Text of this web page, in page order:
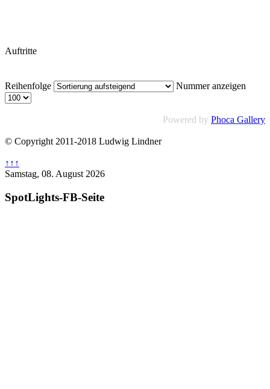
Auftritte
Reihenfolge Nummer anzeigen
Powered by Phoca Gallery
© Copyright 2011-2018 Ludwig Lindner
↑↑↑
Samstag, 08. August 2026
SpotLights-FB-Seite